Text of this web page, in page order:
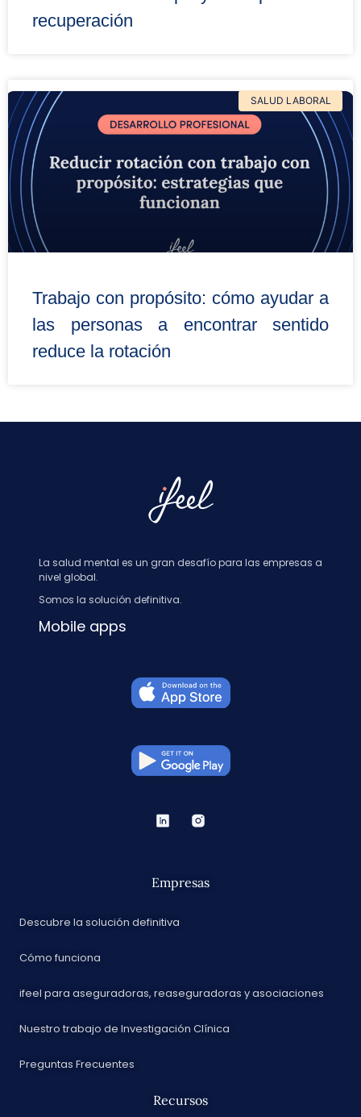
recuperación
SALUD LABORAL
Trabajo con propósito: cómo ayudar a
las personas a encontrar sentido
reduce la rotación
La salud mental es un gran desafío para las empresas a
nivel global.
Somos la solución definitiva.
Mobile apps
Empresas
Descubre la solución definitiva
Cómo funciona
ifeel para aseguradoras, reaseguradoras y asociaciones
Nuestro trabajo de Investigación Clínica
Preguntas Frecuentes
Recursos